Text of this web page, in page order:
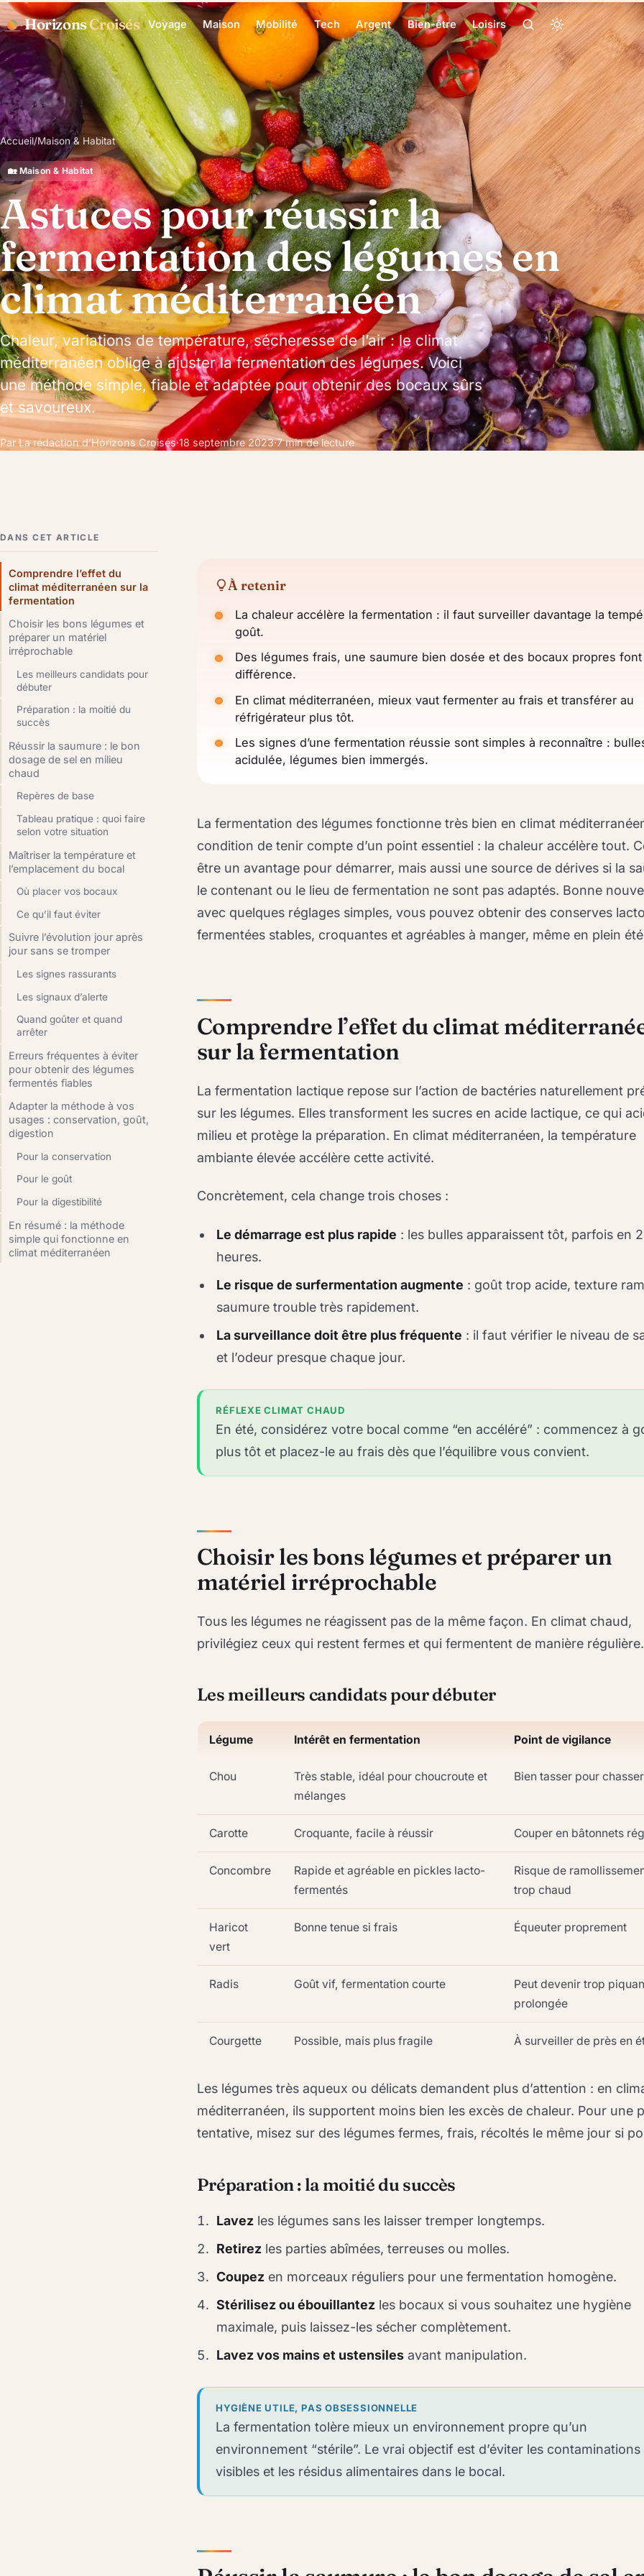
HorizonsCroisés Voyage Maison Mobilité Tech Argent Bien-être Loisirs
Accueil/Maison & Habitat
🏡 Maison & Habitat
Astuces pour réussir la
fermentation des légumes en
climat méditerranéen
Chaleur, variations de température, sécheresse de l’air : le climat
méditerranéen oblige à ajuster la fermentation des légumes. Voici
une méthode simple, fiable et adaptée pour obtenir des bocaux sûrs
et savoureux.
Par La rédaction d’Horizons Croisés·18 septembre 2023·7 min de lecture
DANS CET ARTICLE
Comprendre l’effet du
climat méditerranéen sur la
fermentation
Choisir les bons légumes et
préparer un matériel
irréprochable
Les meilleurs candidats pour
débuter
Préparation : la moitié du
succès
Réussir la saumure : le bon
dosage de sel en milieu
chaud
Repères de base
Tableau pratique : quoi faire
selon votre situation
Maîtriser la température et
l’emplacement du bocal
Où placer vos bocaux
Ce qu’il faut éviter
Suivre l’évolution jour après
jour sans se tromper
Les signes rassurants
Les signaux d’alerte
Quand goûter et quand
arrêter
Erreurs fréquentes à éviter
pour obtenir des légumes
fermentés fiables
Adapter la méthode à vos
usages : conservation, goût,
digestion
Pour la conservation
Pour le goût
Pour la digestibilité
En résumé : la méthode
simple qui fonctionne en
climat méditerranéen
À retenir
La chaleur accélère la fermentation : il faut surveiller davantage la
goût.
Des légumes frais, une saumure bien dosée et des bocaux propres font
différence.
En climat méditerranéen, mieux vaut fermenter au frais et transférer au
réfrigérateur plus tôt.
Les signes d’une fermentation réussie sont simples à reconnaître :
acidulée, légumes bien immergés.
La fermentation des légumes fonctionne très bien en climat
condition de tenir compte d’un point essentiel : la chaleur accélère tout.
être un avantage pour démarrer, mais aussi une source de dérives si la
le contenant ou le lieu de fermentation ne sont pas adaptés. Bonne
avec quelques réglages simples, vous pouvez obtenir des conserves
fermentées stables, croquantes et agréables à manger, même en plein
Comprendre l’effet du climat
sur la fermentation
La fermentation lactique repose sur l’action de bactéries naturellement
sur les légumes. Elles transforment les sucres en acide lactique, ce qui
milieu et protège la préparation. En climat méditerranéen, la température
ambiante élevée accélère cette activité.
Concrètement, cela change trois choses :
Le démarrage est plus rapide : les bulles apparaissent tôt, parfois en
heures.
Le risque de surfermentation augmente : goût trop acide, texture
saumure trouble très rapidement.
La surveillance doit être plus fréquente : il faut vérifier le niveau de
et l’odeur presque chaque jour.
RÉFLEXE CLIMAT CHAUD
En été, considérez votre bocal comme “en accéléré” : commencez à
plus tôt et placez-le au frais dès que l’équilibre vous convient.
Choisir les bons légumes et préparer un
matériel irréprochable
Tous les légumes ne réagissent pas de la même façon. En climat chaud,
privilégiez ceux qui restent fermes et qui fermentent de manière régulière.
Les meilleurs candidats pour débuter
Légume Intérêt en fermentation Point de vigilance
Chou
Très stable, idéal pour choucroute et
mélanges
Bien tasser pour chasser
Carotte Croquante, facile à réussir Couper en bâtonnets
Concombre
Rapide et agréable en pickles lacto-
fermentés
Risque de
trop chaud
Haricot
vert
Bonne tenue si frais Équeuter proprement
Radis Goût vif, fermentation courte
Peut devenir trop
prolongée
Courgette Possible, mais plus fragile À surveiller de près en
Les légumes très aqueux ou délicats demandent plus d’attention : en
méditerranéen, ils supportent moins bien les excès de chaleur. Pour une
tentative, misez sur des légumes fermes, frais, récoltés le même jour si
Préparation : la moitié du succès
Lavezles légumes sans les laisser tremper longtemps.
Retirezles parties abîmées, terreuses ou molles.
Coupezen morceaux réguliers pour une fermentation homogène.
Stérilisez ou ébouillantezles bocaux si vous souhaitez une hygiène
maximale, puis laissez-les sécher complètement.
Lavez vos mains et ustensilesavant manipulation.
HYGIÈNE UTILE, PAS OBSESSIONNELLE
La fermentation tolère mieux un environnement propre qu’un
environnement “stérile”. Le vrai objectif est d’éviter les contaminations
visibles et les résidus alimentaires dans le bocal.